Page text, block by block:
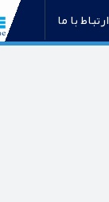
ارتباط با ما